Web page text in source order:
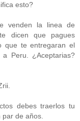
esto?
venden la linea de
dicen que pagues
que te entregaran el
a Peru. ¿Aceptarias?
debes traerlos tu
par de años.